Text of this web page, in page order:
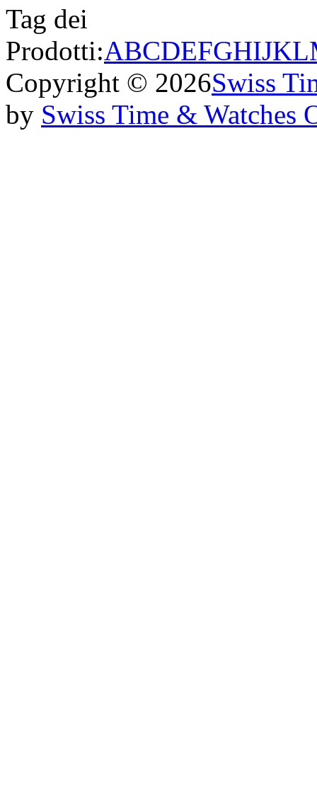
Tag dei
Prodotti:ABCDEFGHIJKL
Copyright © 2026Swiss
by Swiss Time & Watches